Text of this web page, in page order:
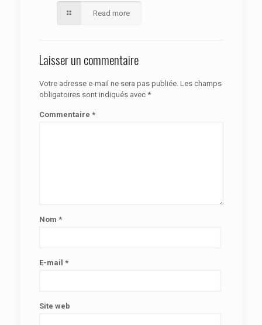
Read more
Laisser un commentaire
Votre adresse e-mail ne sera pas publiée. Les champs
obligatoires sont indiqués avec *
Commentaire *
Nom *
E-mail *
Site web